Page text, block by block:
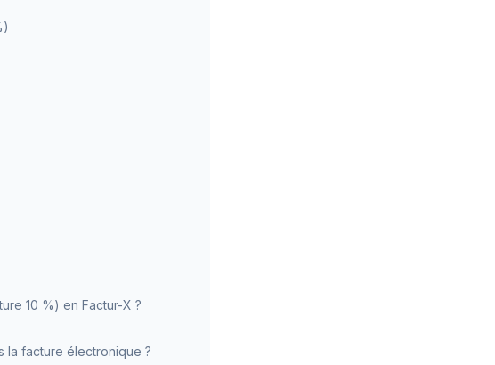
10 %) en Factur-X ?
la facture électronique ?